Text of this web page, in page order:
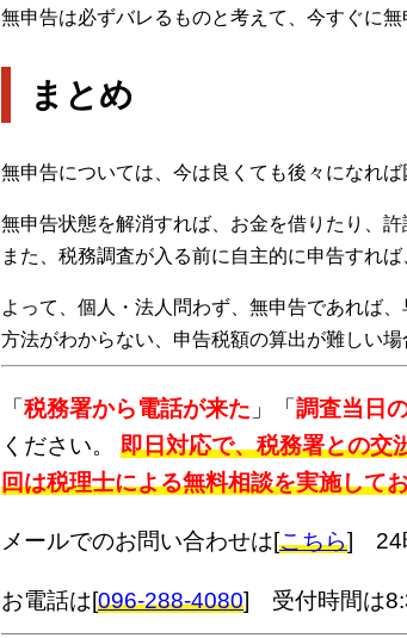
無申告は必ずバレるものと考えて、今すぐに無
まとめ
無申告については、今は良くても後々になれば
無申告状態を解消すれば、お金を借りたり、許
また、税務調査が入る前に自主的に申告すれば
よって、個人・法人問わず、無申告であれば、
方法がわからない、申告税額の算出が難しい
「税務署から電話が来た 」「調査当日
ください。 即日対応で、税務署との交
回は税理士による無料相談を実施して
メールでのお問い合わせは[こちら] 24
お電話は[096-288-4080] 受付時間は